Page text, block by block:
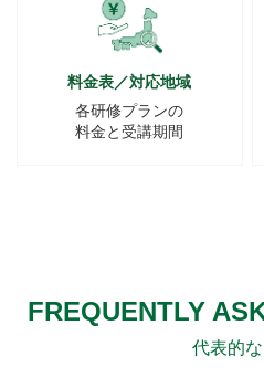
料金表／対応地域
各研修プランの
料金と受講期間
FREQUENTLY
代表的